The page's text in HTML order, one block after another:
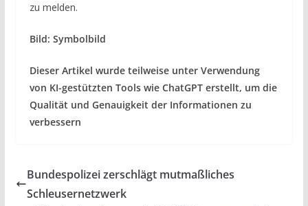
zu melden.
Bild: Symbolbild
Dieser Artikel wurde teilweise unter Verwendung
von KI-gestützten Tools wie ChatGPT erstellt, um die
Qualität und Genauigkeit der Informationen zu
verbessern
Bundespolizei zerschlägt mutmaßliches
Schleusernetzwerk